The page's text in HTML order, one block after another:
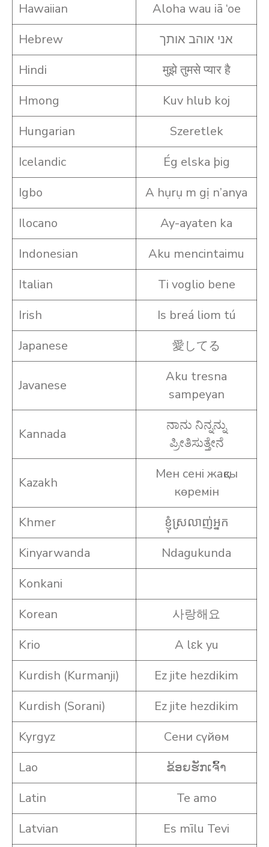
Hawaiian
Aloha wau iā ‘oe
Hebrew
אני אוהב אותך
Hindi
मुझे तुमसे प्यार है
Hmong
Kuv hlub koj
Hungarian
Szeretlek
Icelandic
Ég elska þig
Igbo
A hụrụ m gị n’anya
Ilocano
Ay-ayaten ka
Indonesian
Aku mencintaimu
Italian
Ti voglio bene
Irish
Is breá liom tú
Japanese
愛してる
Javanese
Aku tresna
sampeyan
Kannada
ನಾನು ನಿನ್ನನ್ನು
ಪ್ರೀತಿಸುತ್ತೇನೆ
Kazakh
Мен сені жақсы
көремін
Khmer
ខ្ញុំ​ស្រលាញ់​អ្នក
Kinyarwanda
Ndagukunda
Konkani
Korean
사랑해요
Krio
A lɛk yu
Kurdish (Kurmanji)
Ez jite hezdikim
Kurdish (Sorani)
Ez jite hezdikim
Kyrgyz
Сени сүйөм
Lao
ຂ້ອຍ​ຮັກ​ເຈົ້າ
Latin
Te amo
Latvian
Es mīlu Tevi